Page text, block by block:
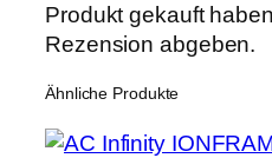
Produkt gekauft
Rezension abgeben.
Ähnliche Produkte